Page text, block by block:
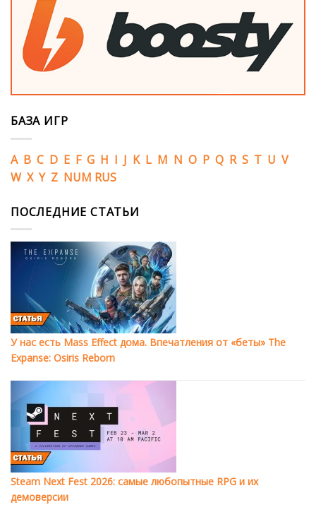
БАЗА ИГР
A B C D E F G H I J K L M N O P Q R S T U V
W X Y Z NUM RUS
ПОСЛЕДНИЕ СТАТЬИ
У нас есть Mass Effect дома. Впечатления от «беты» The
Expanse: Osiris Reborn
Steam Next Fest 2026: самые любопытные RPG и их
демоверсии